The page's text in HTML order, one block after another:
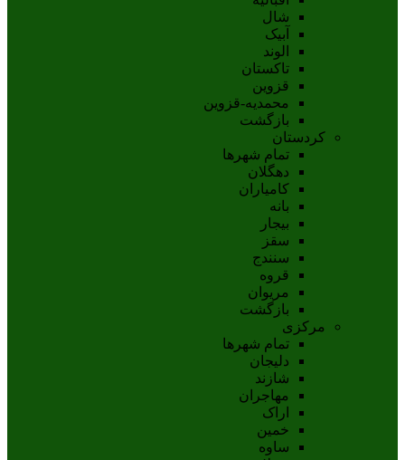
شال
آبيک
الوند
تاکستان
قزوين
محمديه-قزوين
بازگشت
کردستان
تمام شهر‌ها
دهگلان
کامیاران
بانه
بيجار
سقز
سنندج
قروه
مريوان
بازگشت
مرکزی
تمام شهر‌ها
دلیجان
شازند
مهاجران
اراک
خمين
ساوه